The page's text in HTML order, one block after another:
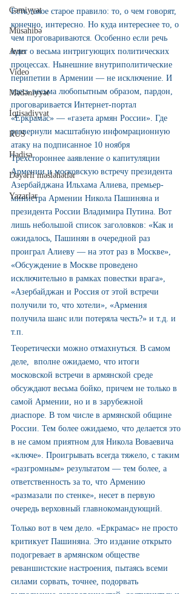
Cəmiyyət
Müsahibə
Avto
Video
Mədəniyyət
İqtisadiyyat
RUS
Hadisə
Dəyərli məsləhətlər
Yazarlar
Есть такое старое правило: то, о чем говорят,
конечно, интересно. Но куда интереснее то, о
чем проговариваются. Особенно если речь
идет о весьма интригующих политических
процессах. Нынешние внутриполитические
перипетии в Армении — не исключение. И
здесь весьма любопытным образом, пардон,
проговаривается Интернет-портал
«Еркрамас» — «газета армян России». Где
развернули масштабную инфомрационную
атаку на подписанное 10 ноября
Трехстороннее ааявление о капитуляции
Армении и московскую встречу президента
Азербайджана Ильхама Алиева, премьер-
министра Армении Никола Пашиняна и
президента России Владимира Путина. Вот
лишь небольшой список заголовков: «Как и
ожидалось, Пашинян в очередной раз
проиграл Алиеву — на этот раз в Москве»,
«Обсуждение в Москве проведено
исключительно в рамках повестки врага»,
«Азербайджан и Россия от этой встречи
получили то, что хотели», «Армения
получила шанс или потеряла честь?» и т.д. и
т.п.
Теоретически можно отмахнуться. В самом
деле,  вполне ожидаемо, что итоги
московской встречи в армянской среде
обсуждают весьма бойко, причем не только в
самой Армении, но и в зарубежной
диаспоре. В том числе в армянской общине
России. Тем более ожидаемо, что делается это
в не самом приятном для Никола Воваевича
«ключе». Проигрывать всегда тяжело, с таким
«разгромным» результатом — тем более, а
ответственность за то, что Армению
«размазали по стенке», несет в первую
очередь верховный главнокомандующий.
Только вот в чем дело. «Еркрамас» не просто
критикует Пашиняна. Это издание открыто
подогревает в армянском обществе
реваншистские настроения, пытаясь всеми
силами сорвать, точнее, подорвать